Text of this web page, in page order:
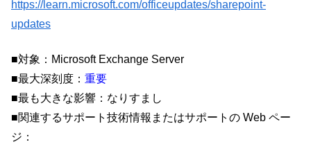
https://learn.microsoft.com/officeupdates/sharepoint-
updates
■対象：Microsoft Exchange Server
■最大深刻度： 重要
■最も大きな影響：なりすまし
■関連するサポート技術情報またはサポートの Web ペー
ジ：